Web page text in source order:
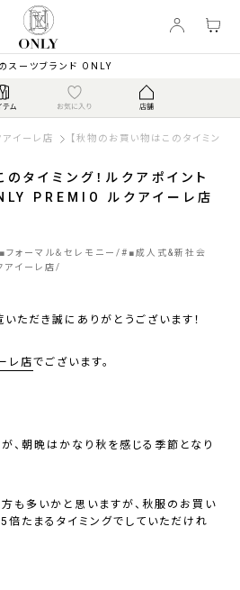
スーツブランド ONLY
アイーレ店 【秋物のお買い物はこのタイミン
タイミング！ルクアポイント
PREMIO ルクアイーレ店
■フォーマル＆セレモニー # ■成人式&新社会
アイーレ店
いただき誠にありがとうございます！
レ店でございます。
、朝晩はかなり秋を感じる季節となり
も多いかと思いますが、秋服のお買い
倍たまるタイミングでしていただけれ